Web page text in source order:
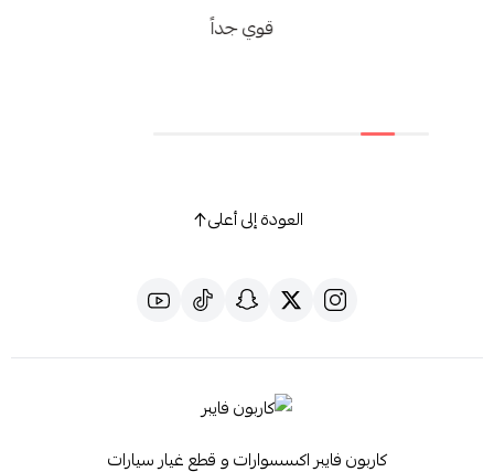
قوي جداً
العودة إلى أعلى
كاربون فايبر اكسسوارات و قطع غيار سيارات